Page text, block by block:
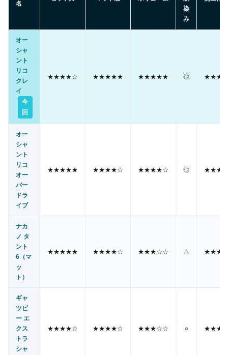
名
染
み
オー
シャ
ント
リコ
クレ
イ
今
回
★★★★☆ ★★★★★ ★★★★★ ◎
オー
シャ
ント
リコ
オー
バー
ドラ
イブ
★★★★★ ★★★★☆ ★★★★☆ ◎
ナカ
ノ タ
ント
6（マ
ッ
ト）
★★★★★ ★★★★☆ ★★★☆☆ △
ギャ
ツビ
ー エ
クス
トラ
シャ
★★★★☆ ★★★★☆ ★★★☆☆ ○